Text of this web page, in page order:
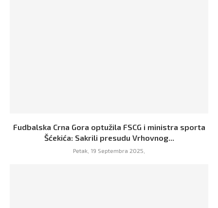
Fudbalska Crna Gora optužila FSCG i ministra sporta
Šćekića: Sakrili presudu Vrhovnog...
Petak, 19 Septembra 2025,